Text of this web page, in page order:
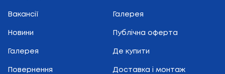
Вакансії Галерея
Новини Публічна оферта
Галерея Де купити
Повернення Доставка і монтаж